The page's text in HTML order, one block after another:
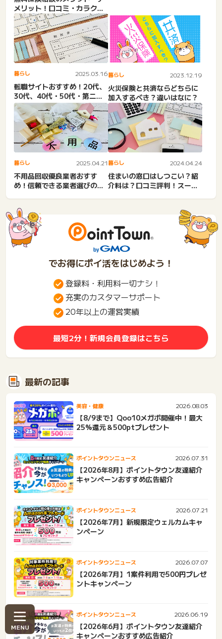
メリット！口コミ・カラク
リ・メリット・デメリット。
危...
暮らし 2025.03.16
転職サイトおすすめ！20代、
30代、40代・50代・第二新
卒・リクルート・女性...
暮らし 2023.12.19
火災保険と共済ならどちらに
加入するべき？違いはなに？
暮らし 2025.04.21
不用品回収優良業者おすす
め！信頼できる業者選びの際
暮らし 2024.04.24
住まいの窓口はしつこい？紹
介料は？口コミ評判！スーモ
でお得にポイ活をはじめよう！
登録料・利用料一切ナシ！
充実のカスタマーサポート
20年以上の運営実績
最短2分！新規会員登録はこちら
最新の記事
美容・健康 2026.08.03
【8/9まで】Qoo10メガポ開催中！最大
25%還元＆500ptプレゼント
ポイントタウンニュース 2026.07.31
【2026年8月】ポイントタウン友達紹介
キャンペーンおすすめ広告紹介
ポイントタウンニュース 2026.07.21
【2026年7月】新規限定ウェルカムキャ
ンペーン
ポイントタウンニュース 2026.07.07
【2026年7月】1案件利用で500円プレゼ
ントキャンペーン
ポイントタウンニュース 2026.06.19
【2026年6月】ポイントタウン友達紹介
キャンペーンおすすめ広告紹介